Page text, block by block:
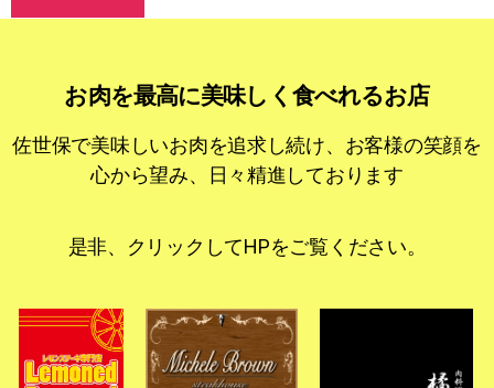
お肉を最高に美味しく食べれるお店
佐世保で美味しいお肉を追求し続け、お客様の笑顔を
心から望み、日々精進しております
是非、クリックしてHPをご覧ください。